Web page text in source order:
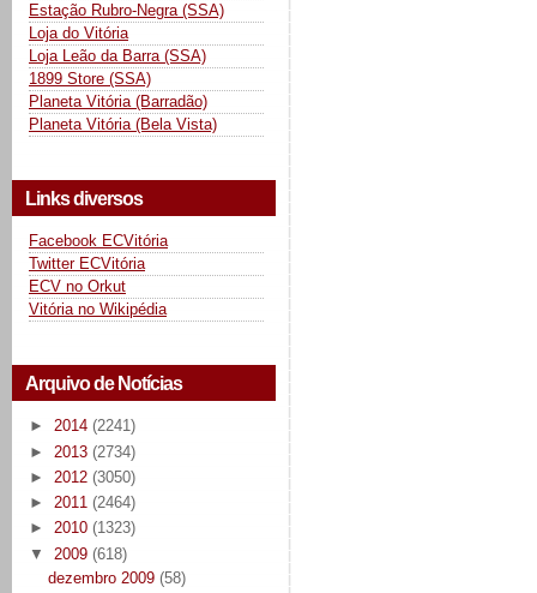
Estação Rubro-Negra (SSA)
Loja do Vitória
Loja Leão da Barra (SSA)
1899 Store (SSA)
Planeta Vitória (Barradão)
Planeta Vitória (Bela Vista)
Links diversos
Facebook ECVitória
Twitter ECVitória
ECV no Orkut
Vitória no Wikipédia
Arquivo de Notícias
► 2014 (2241)
► 2013 (2734)
► 2012 (3050)
► 2011 (2464)
► 2010 (1323)
▼ 2009 (618)
dezembro 2009 (58)